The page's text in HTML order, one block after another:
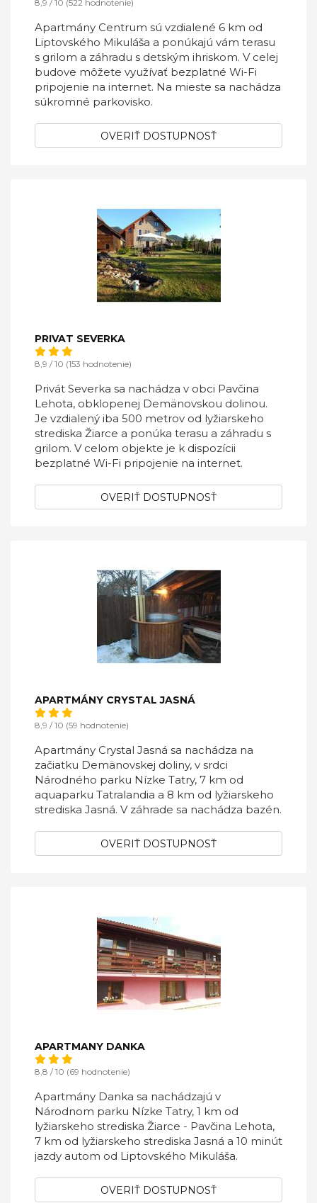
8,9 / 10 (522 hodnotenie)
Apartmány Centrum sú vzdialené 6 km od
Liptovského Mikuláša a ponúkajú vám terasu
s grilom a záhradu s detským ihriskom. V celej
budove môžete využívať bezplatné Wi-Fi
pripojenie na internet. Na mieste sa nachádza
súkromné parkovisko.
OVERIŤ DOSTUPNOSŤ
PRIVAT SEVERKA
8,9 / 10 (153 hodnotenie)
Privát Severka sa nachádza v obci Pavčina
Lehota, obklopenej Demänovskou dolinou.
Je vzdialený iba 500 metrov od lyžiarskeho
strediska Žiarce a ponúka terasu a záhradu s
grilom. V celom objekte je k dispozícii
bezplatné Wi-Fi pripojenie na internet.
OVERIŤ DOSTUPNOSŤ
APARTMÁNY CRYSTAL JASNÁ
8,9 / 10 (59 hodnotenie)
Apartmány Crystal Jasná sa nachádza na
začiatku Demänovskej doliny, v srdci
Národného parku Nízke Tatry, 7 km od
aquaparku Tatralandia a 8 km od lyžiarskeho
strediska Jasná. V záhrade sa nachádza bazén.
OVERIŤ DOSTUPNOSŤ
APARTMANY DANKA
8,8 / 10 (69 hodnotenie)
Apartmány Danka sa nachádzajú v
Národnom parku Nízke Tatry, 1 km od
lyžiarskeho strediska Žiarce - Pavčina Lehota,
7 km od lyžiarskeho strediska Jasná a 10 minút
jazdy autom od Liptovského Mikuláša.
OVERIŤ DOSTUPNOSŤ